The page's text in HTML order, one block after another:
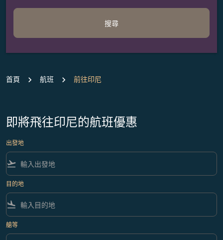
搜尋
首頁 航班 前往印尼
即將飛往印尼的航班優惠
出發地
flight_takeoff
目的地
flight_land
艙等